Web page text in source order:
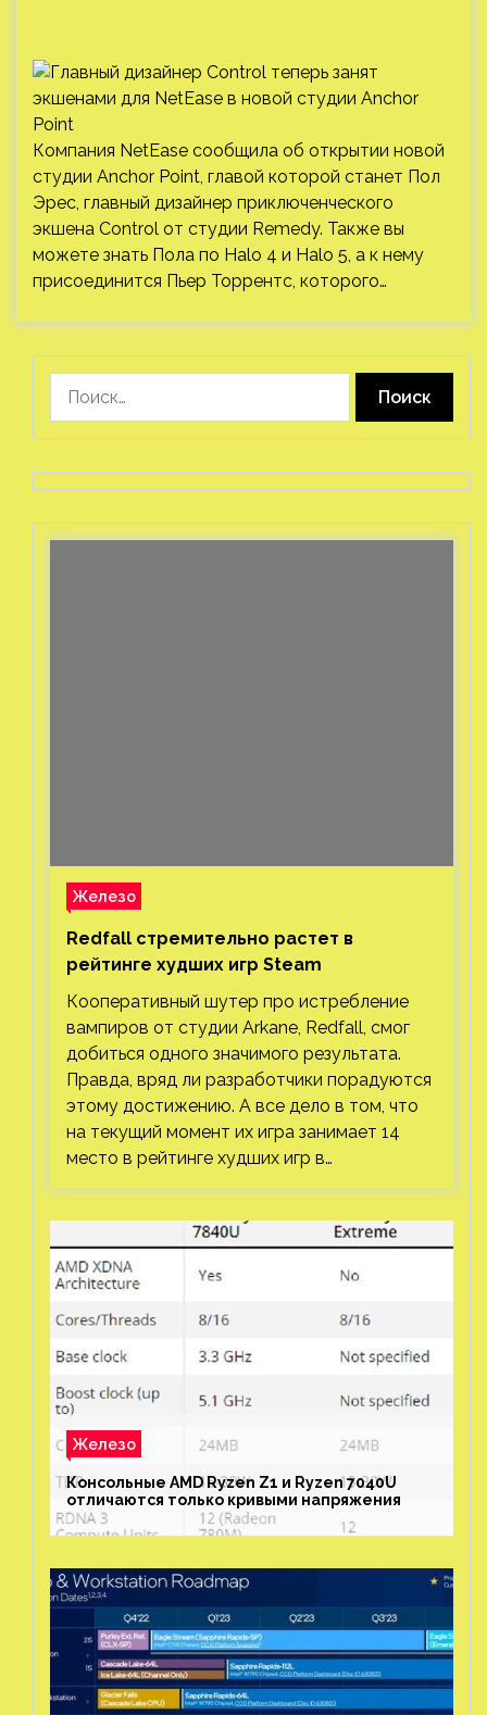
Компания NetEase сообщила об открытии новой
студии Anchor Point, главой которой станет Пол
Эрес, главный дизайнер приключенческого
экшена Control от студии Remedy. Также вы
можете знать Пола по Halo 4 и Halo 5, а к нему
присоединится Пьер Торрентс, которого…
Железо
Redfall стремительно растет в
рейтинге худших игр Steam
Кооперативный шутер про истребление
вампиров от студии Arkane, Redfall, смог
добиться одного значимого результата.
Правда, вряд ли разработчики порадуются
этому достижению. А все дело в том, что
на текущий момент их игра занимает 14
место в рейтинге худших игр в…
Железо
Консольные AMD Ryzen Z1 и Ryzen 7040U
отличаются только кривыми напряжения